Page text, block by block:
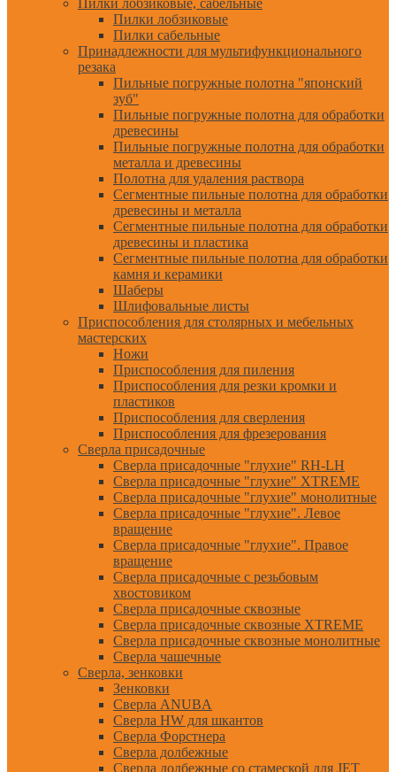
Пилки лобзиковые, сабельные
Пилки лобзиковые
Пилки сабельные
Принадлежности для мультифункционального
резака
Пильные погружные полотна "японский
зуб"
Пильные погружные полотна для обработки
древесины
Пильные погружные полотна для обработки
металла и древесины
Полотна для удаления раствора
Сегментные пильные полотна для обработки
древесины и металла
Сегментные пильные полотна для обработки
древесины и пластика
Сегментные пильные полотна для обработки
камня и керамики
Шаберы
Шлифовальные листы
Приспособления для столярных и мебельных
мастерских
Ножи
Приспособления для пиления
Приспособления для резки кромки и
пластиков
Приспособления для сверления
Приспособления для фрезерования
Сверла присадочные
Сверла присадочные "глухие" RH-LH
Сверла присадочные "глухие" XTREME
Сверла присадочные "глухие" монолитные
Сверла присадочные "глухие". Левое
вращение
Сверла присадочные "глухие". Правое
вращение
Сверла присадочные с резьбовым
хвостовиком
Сверла присадочные сквозные
Сверла присадочные сквозные XTREME
Сверла присадочные сквозные монолитные
Сверла чашечные
Сверла, зенковки
Зенковки
Сверла ANUBA
Сверла HW для шкантов
Сверла Форстнера
Сверла долбежные
Сверла долбежные со стамеской для JET